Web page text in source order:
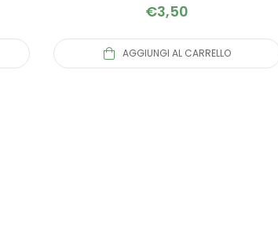
€3,50
AGGIUNGI AL CARRELLO